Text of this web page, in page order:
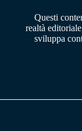
Questi
realtà
sviluppa